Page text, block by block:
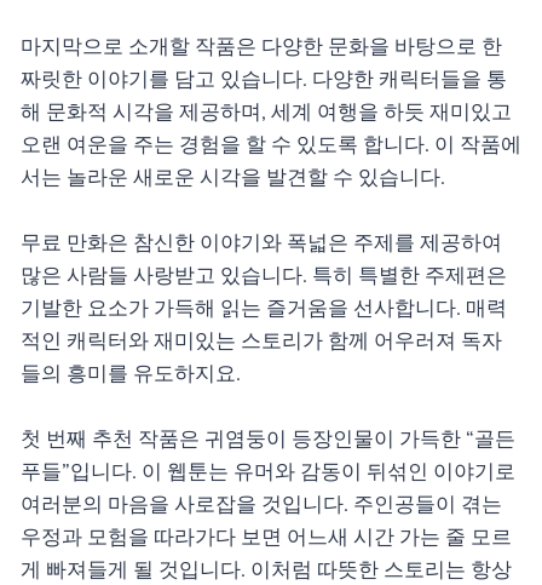
마지막으로 소개할 작품은 다양한 문화을 바탕으로 한
짜릿한 이야기를 담고 있습니다. 다양한 캐릭터들을 통
해 문화적 시각을 제공하며, 세계 여행을 하듯 재미있고
오랜 여운을 주는 경험을 할 수 있도록 합니다. 이 작품에
서는 놀라운 새로운 시각을 발견할 수 있습니다.
무료 만화은 참신한 이야기와 폭넓은 주제를 제공하여
많은 사람들 사랑받고 있습니다. 특히 특별한 주제편은
기발한 요소가 가득해 읽는 즐거움을 선사합니다. 매력
적인 캐릭터와 재미있는 스토리가 함께 어우러져 독자
들의 흥미를 유도하지요.
첫 번째 추천 작품은 귀염둥이 등장인물이 가득한 “골든
푸들”입니다. 이 웹툰는 유머와 감동이 뒤섞인 이야기로
여러분의 마음을 사로잡을 것입니다. 주인공들이 겪는
우정과 모험을 따라가다 보면 어느새 시간 가는 줄 모르
게 빠져들게 될 것입니다. 이처럼 따뜻한 스토리는 항상